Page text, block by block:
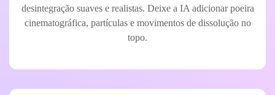
desintegração suaves e realistas. Deixe a IA adicionar poeira
cinematográfica, partículas e movimentos de dissolução no
topo.